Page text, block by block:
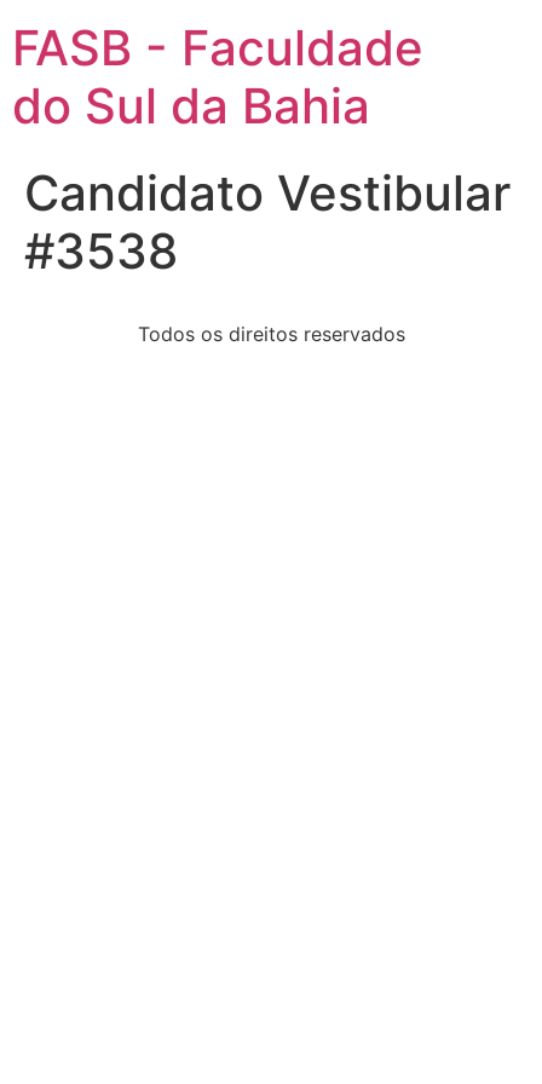
FASB - Faculdade
do Sul da Bahia
Candidato Vestibular
#3538
Todos os direitos reservados